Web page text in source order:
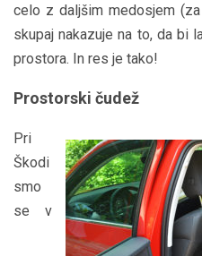
celo z daljšim medosjem
skupaj nakazuje na to, da bi
prostora. In res je tako!
Prostorski čudež
Pri
Škodi
smo
se v